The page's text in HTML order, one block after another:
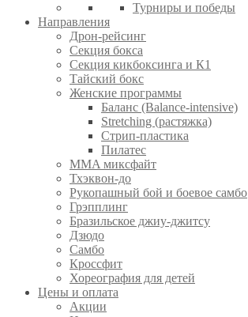
Турниры и победы
Направления
Дрон-рейсинг
Секция бокса
Секция кикбоксинга и К1
Тайский бокс
Женские программы
Баланс (Balance-intensive)
Stretching (растяжка)
Стрип-пластика
Пилатес
MMA миксфайт
Тхэквон-до
Рукопашный бой и боевое самбо
Грэпплинг
Бразильское джиу-джитсу
Дзюдо
Самбо
Кроссфит
Хореография для детей
Цены и оплата
Акции